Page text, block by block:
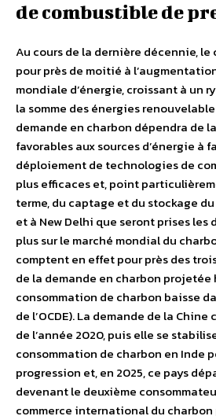
de combustible de
Au cours de la dernière décennie, le
pour près de moitié à
mondiale d’énergie, croissant à un
la somme des énergies
demande en charbon dépendra de
favorables aux sources d’énergie à
déploiement de technologies de
plus efficaces et, point
terme, du captage et du stockage du
et à New Delhi que seront prises les
plus sur le marché mondial du
comptent en effet pour près des
de la demande en charbon projetée
consommation de charbon baisse
de l’OCDE). La demande de la
de l’année 2020, puis elle se
consommation de charbon en Inde
progression et, en 2025, ce pays
devenant le deuxième
commerce international du charbon